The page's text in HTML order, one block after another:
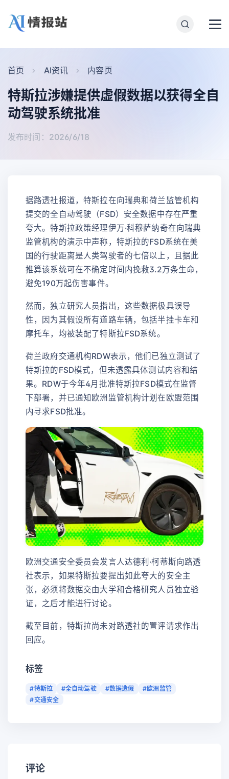
首页 AI资讯 内容页
特斯拉涉嫌提供虚假数据以获得全自
动驾驶系统批准
发布时间：2026/6/18
据路透社报道，特斯拉在向瑞典和荷兰监管机构
提交的全自动驾驶（FSD）安全数据中存在严重
夸大。特斯拉政策经理伊万·科穆萨纳奇在向瑞典
监管机构的演示中声称，特斯拉的FSD系统在美
国的行驶距离是人类驾驶者的七倍以上，且据此
推算该系统可在不确定时间内挽救3.2万条生命，
避免190万起伤害事件。
然而，独立研究人员指出，这些数据极具误导
性，因为其假设所有道路车辆，包括半挂卡车和
摩托车，均被装配了特斯拉FSD系统。
荷兰政府交通机构RDW表示，他们已独立测试了
特斯拉的FSD模式，但未透露具体测试内容和结
果。RDW于今年4月批准特斯拉FSD模式在监督
下部署，并已通知欧洲监管机构计划在欧盟范围
内寻求FSD批准。
欧洲交通安全委员会发言人达德利·柯蒂斯向路透
社表示，如果特斯拉要提出如此夸大的安全主
张，必须将数据交由大学和合格研究人员独立验
证，之后才能进行讨论。
截至目前，特斯拉尚未对路透社的置评请求作出
回应。
标签
#特斯拉 #全自动驾驶 #数据造假
#欧洲监管
#交通安全
评论